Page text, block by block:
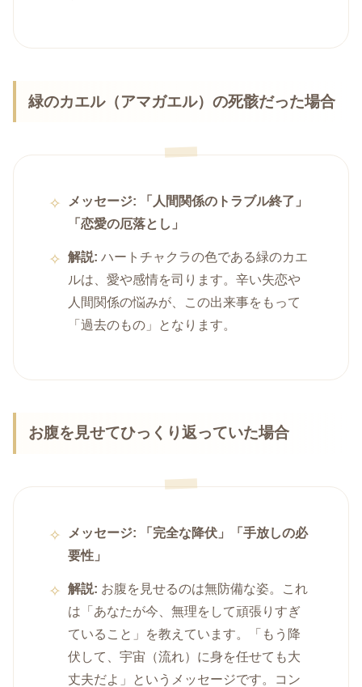
緑のカエル（アマガエル）の死骸だった場合
メッセージ:
「人間関係のトラブル終了」
「恋愛の厄落とし」
解説: ハートチャクラの色である緑のカエ
ルは、愛や感情を司ります。辛い失恋や
人間関係の悩みが、この出来事をもって
「過去のもの」となります。
お腹を見せてひっくり返っていた場合
メッセージ:
「完全な降伏」「手放しの必
要性」
解説: お腹を見せるのは無防備な姿。これ
は「あなたが今、無理をして頑張りすぎ
ていること」を教えています。「もう降
伏して、宇宙（流れ）に身を任せても大
丈夫だよ」というメッセージです。コン